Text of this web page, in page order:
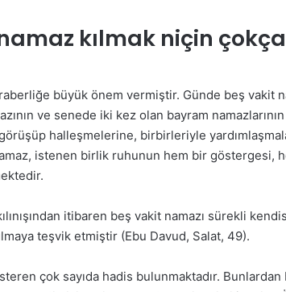
kılmak niçin
büyük önem vermiştir. Günde beş vakit
ve senede iki kez olan bayram
halleşmelerine, birbirleriyle
istenen birlik ruhunun hem bir göstergesi,
itibaren beş vakit namazı sürekli
teşvik etmiştir (Ebu Davud, Salat, 49).
çok sayıda hadis bulunmaktadır.